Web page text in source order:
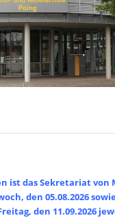
ist das Sekretariat von
den 05.08.2026
den 11.09.2026